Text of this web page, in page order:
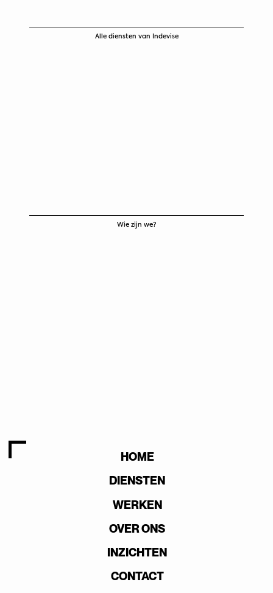
Alle diensten van Indevise
Wie zijn we?
HOME
DIENSTEN
WERKEN
OVER ONS
INZICHTEN
CONTACT